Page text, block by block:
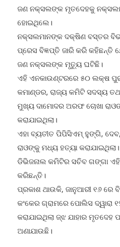
ଜଣ ନକ୍ସଲଙ୍କ ମୃତଦେହକୁ
ହୋଇଥିଲେ।
ନକ୍ସଲମାନଙ୍କ ଦକ୍ଷିଣ ବସ୍ତର
ପ୍ରେସ ବିଜ୍ଞପ୍ତି ଜାରି କରି କହିଛନ୍ତି
ଜଣ ନକ୍ସଲଙ୍କ ମୃତ୍ୟୁ ଘଟିଛି।
ଏହି ଏନକାଉଣ୍ଟରରେ ୫୦ ଲକ୍ଷ
କମାଣ୍ଡର, ରାଜ୍ୟ କମିଟି ସଦସ୍ୟ
ମୁଖ୍ୟ ଦାମୋଦର ଅରଫ ଚୋଖା
କରାଯାଇଥିଲା।
ଏହା ବ୍ୟତୀତ ପିପିସିଏମ୍ ହୁଙ୍ଗି,
ରାଓଙ୍କୁ ମଧ୍ୟ ହତ୍ୟା
ଡିଭିଜନାଲ କମିଟିର ସଚିବ ଗଙ୍ଗା
କରିଛନ୍ତି।
ପ୍ରକାଶ ଥାଉକି, ଜାନୁଆରୀ ୧୬ ରେ
କଂକେର ଗ୍ରାମରେ ପୋଲିସ ଦ୍ୱାରା
କରାଯାଇଥିଲା ଜ୍ଝ ଯାହାର
ଅଣାଯାଉଛି।